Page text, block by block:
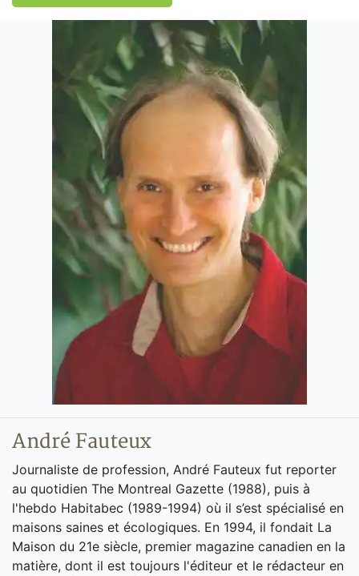
André Fauteux
Journaliste de profession, André Fauteux fut reporter
au quotidien The Montreal Gazette (1988), puis à
l'hebdo Habitabec (1989-1994) où il s’est spécialisé en
maisons saines et écologiques. En 1994, il fondait La
Maison du 21e siècle, premier magazine canadien en la
matière, dont il est toujours l'éditeur et le rédacteur en